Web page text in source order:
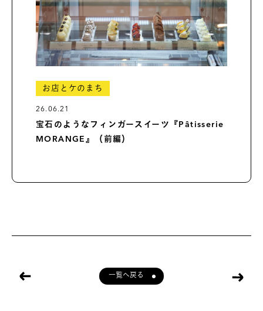
お店とケのまち
26.06.21
宝石のようなフィンガースイーツ『Pâtisserie
MORANGE』（前編）
一覧へ戻る